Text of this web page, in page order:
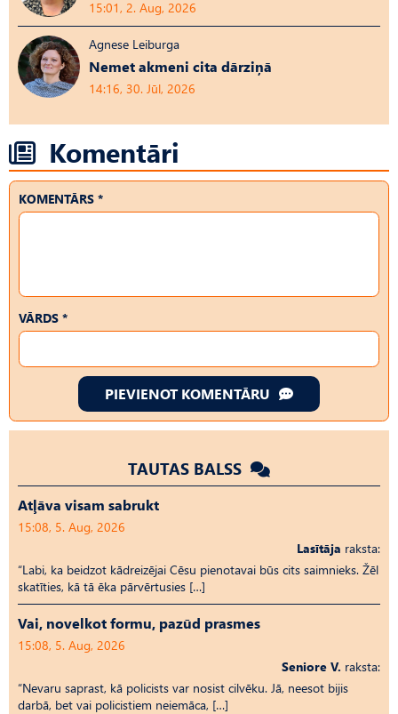
15:01, 2. Aug, 2026
Agnese Leiburga
Nemet akmeni cita dārziņā
14:16, 30. Jūl, 2026
Komentāri
KOMENTĀRS *
VĀRDS *
PIEVIENOT KOMENTĀRU
TAUTAS BALSS
Atļāva visam sabrukt
15:08, 5. Aug, 2026
Lasītāja raksta:
“Labi, ka beidzot kādreizējai Cēsu pienotavai būs cits saimnieks. Žēl
skatīties, kā tā ēka pārvērtusies […]
Vai, novelkot formu, pazūd prasmes
15:08, 5. Aug, 2026
Seniore V. raksta:
“Nevaru saprast, kā policists var nosist cilvēku. Jā, neesot bijis
darbā, bet vai policistiem neiemāca, […]